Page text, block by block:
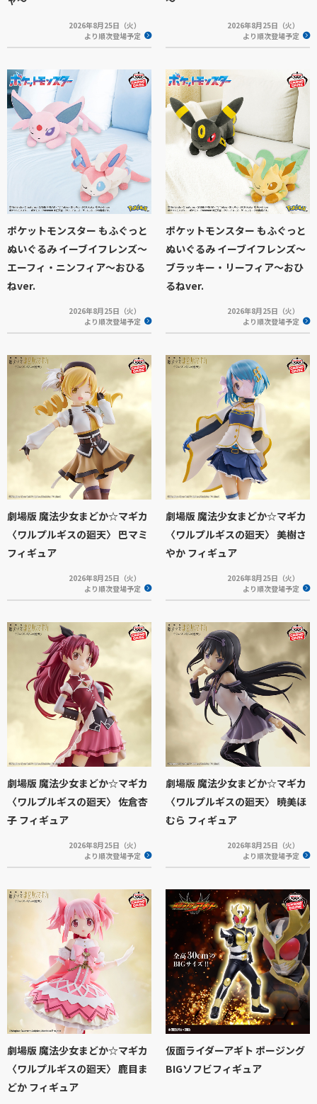
2026年8月25日（火）
より順次登場予定
2026年8月25日（火）
より順次登場予定
ポケットモンスター もふぐっと
ぬいぐるみ イーブイフレンズ～
エーフィ・ニンフィア～おひる
ねver.
2026年8月25日（火）
より順次登場予定
ポケットモンスター もふぐっと
ぬいぐるみ イーブイフレンズ～
ブラッキー・リーフィア～おひ
るねver.
2026年8月25日（火）
より順次登場予定
劇場版 魔法少女まどか☆マギカ
〈ワルプルギスの廻天〉 巴マミ
フィギュア
2026年8月25日（火）
より順次登場予定
劇場版 魔法少女まどか☆マギカ
〈ワルプルギスの廻天〉 美樹さ
やか フィギュア
2026年8月25日（火）
より順次登場予定
劇場版 魔法少女まどか☆マギカ
〈ワルプルギスの廻天〉 佐倉杏
子 フィギュア
2026年8月25日（火）
より順次登場予定
劇場版 魔法少女まどか☆マギカ
〈ワルプルギスの廻天〉 暁美ほ
むら フィギュア
2026年8月25日（火）
より順次登場予定
劇場版 魔法少女まどか☆マギカ
〈ワルプルギスの廻天〉 鹿目ま
どか フィギュア
仮面ライダーアギト ポージング
BIGソフビフィギュア